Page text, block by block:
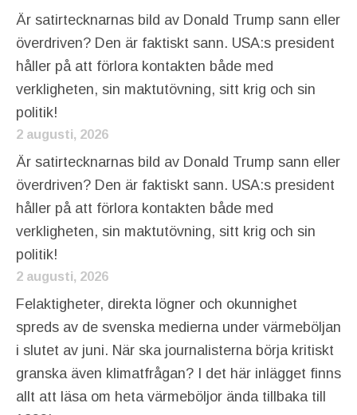
Är satirtecknarnas bild av Donald Trump sann eller
överdriven? Den är faktiskt sann. USA:s president
håller på att förlora kontakten både med
verkligheten, sin maktutövning, sitt krig och sin
politik!
2 augusti, 2026
Är satirtecknarnas bild av Donald Trump sann eller
överdriven? Den är faktiskt sann. USA:s president
håller på att förlora kontakten både med
verkligheten, sin maktutövning, sitt krig och sin
politik!
2 augusti, 2026
Felaktigheter, direkta lögner och okunnighet
spreds av de svenska medierna under värmeböljan
i slutet av juni. När ska journalisterna börja kritiskt
granska även klimatfrågan? I det här inlägget finns
allt att läsa om heta värmeböljor ända tillbaka till